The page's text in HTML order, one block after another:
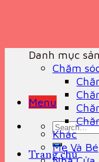
Menu
Search
for:
Trang chủ
Danh mục
Chăm
Khác
Mẹ Và Bé